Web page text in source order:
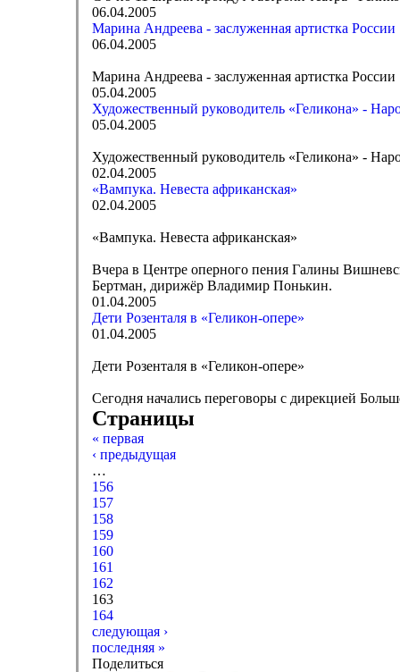
06.04.2005
Марина Андреева - заслуженная артистка России
06.04.2005
Марина Андреева - заслуженная артистка России
05.04.2005
Художественный руководитель «Геликона» -
05.04.2005
Художественный руководитель «Геликона» -
02.04.2005
«Вампука. Невеста африканская»
02.04.2005
«Вампука. Невеста африканская»
Вчера в Центре оперного пения Галины
Бертман, дирижёр Владимир Понькин.
01.04.2005
Дети Розенталя в «Геликон-опере»
01.04.2005
Дети Розенталя в «Геликон-опере»
Сегодня начались переговоры с дирекцией
Страницы
« первая
‹ предыдущая
…
156
157
158
159
160
161
162
163
164
следующая ›
последняя »
Поделиться